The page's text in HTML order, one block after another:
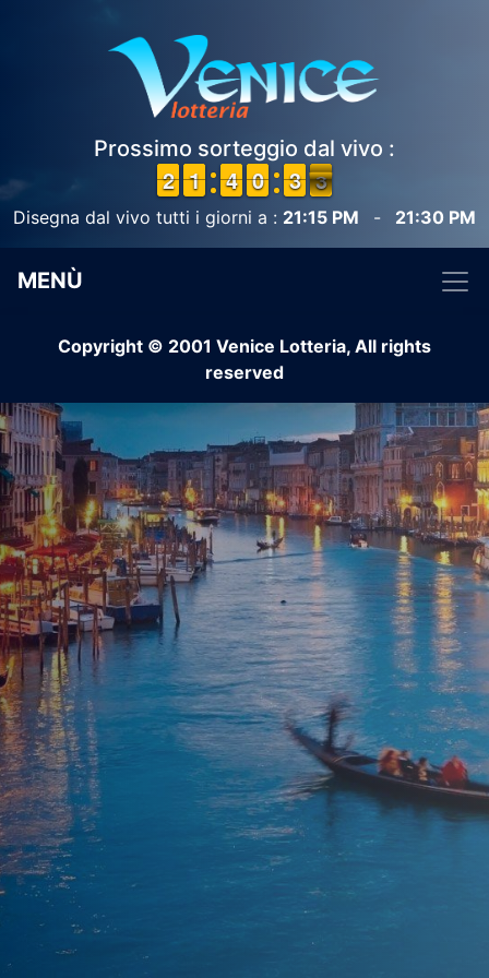
Prossimo sorteggio dal vivo :
1
1
2
2 1
1
1
1 3
3
4
4 9
9
0
0 2
2
3
3 3
2
2
Disegna dal vivo tutti i giorni a : 21:15 PM - 21:30 PM
MENÙ
Copyright © 2001 Venice Lotteria, All rights
reserved